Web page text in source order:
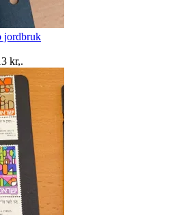
jordbruk
kr,.